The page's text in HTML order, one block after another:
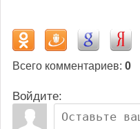
Всего комментариев: 0
Войдите: